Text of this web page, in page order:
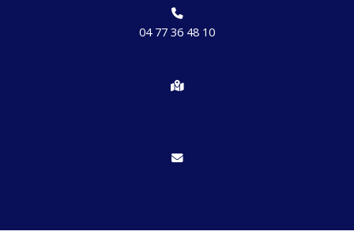
04 77 36 48 10